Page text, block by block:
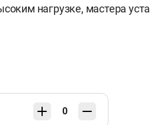
нагрузке, мастера
0